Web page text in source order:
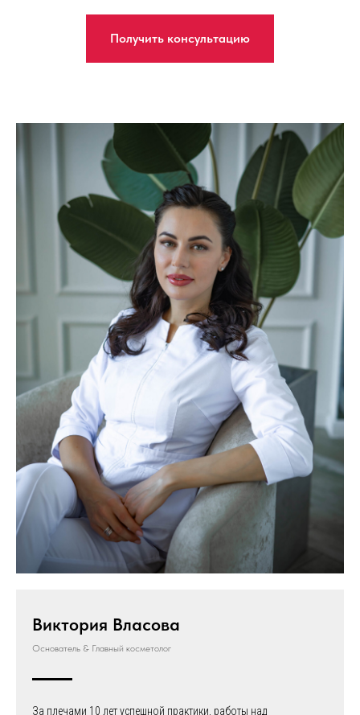
Получить консультацию
Виктория Власова
Основатель & Главный косметолог
За плечами 10 лет успешной практики, работы над